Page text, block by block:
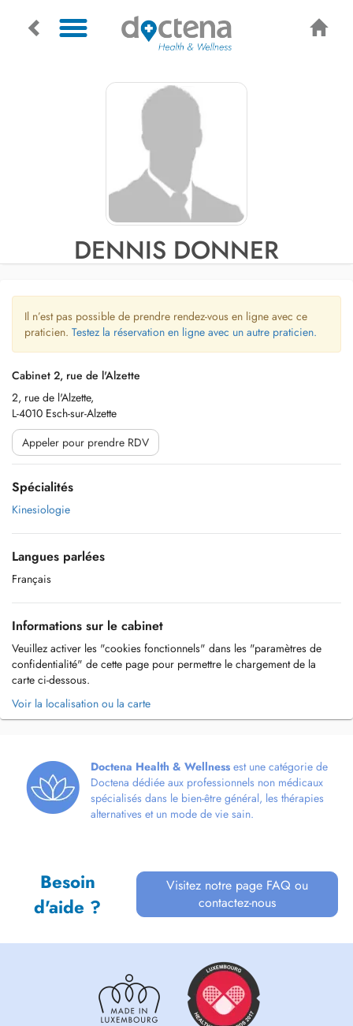
DENNIS DONNER
Il n’est pas possible de prendre rendez-vous en ligne avec ce
praticien. Testez la réservation en ligne avec un autre praticien.
Cabinet 2, rue de l'Alzette
2, rue de l'Alzette,
L-4010 Esch-sur-Alzette
Appeler pour prendre RDV
Spécialités
Kinesiologie
Langues parlées
Français
Informations sur le cabinet
Veuillez activer les "cookies fonctionnels" dans les "paramètres de
confidentialité" de cette page pour permettre le chargement de la
carte ci-dessous.
Voir la localisation ou la carte
Doctena Health & Wellness est une catégorie de
Doctena dédiée aux professionnels non médicaux
spécialisés dans le bien-être général, les thérapies
alternatives et un mode de vie sain.
Besoin
d'aide ?
Visitez notre page FAQ ou
contactez-nous